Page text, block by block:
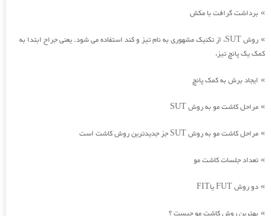
» برداشت گرافت با مکش
»
روش SUT، از تکنیک مشهوری به نام تیز و کند استفاده می شود. یعنی جراح ابتدا به
کمک یک پانچ تیز،
» ایجاد برش به کمک پانچ
» مراحل کاشت مو به روش SUT
» مراحل کاشت مو به روش SUT جز جدیدترین روش کاشت است
» تعداد جلسات کاشت مو
» دو روش FUT یاFIT
»